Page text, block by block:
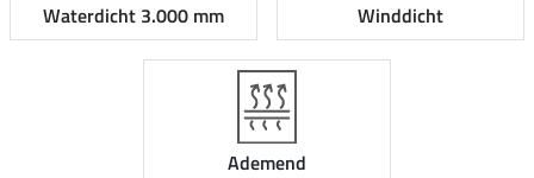
Waterdicht 3.000 mm Winddicht
Ademend